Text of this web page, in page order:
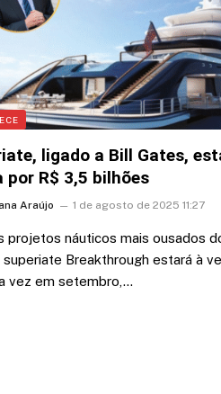
ligado a Bill Gates,
por R$ 3,5 bilhões
Araújo 1 de agosto de 2025 11:27
projetos náuticos mais ousados
superiate Breakthrough estará à
vez em setembro,…